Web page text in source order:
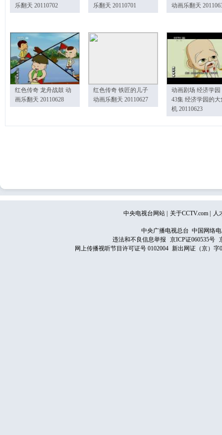
乐翻天 20110702
乐翻天 20110701
动画乐翻天
红色传奇 龙舟战鼓 动
画乐翻天 20110628
红色传奇 铁匠的儿子
动画乐翻天 20110627
动画剧场 经济学园
43集 经济学园的大
机 20110623
中央电视台网站 关于CCTV.com 人
中央广播电视总台 中国网络
违法和不良信息举报
京ICP证060535号
网上传播视听节目许可证号 0102004 新出网证（京）